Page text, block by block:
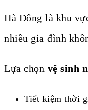
Hà Đông là khu
nhiều gia đình
Lựa chọn vệ sinh
Tiết kiệm thời